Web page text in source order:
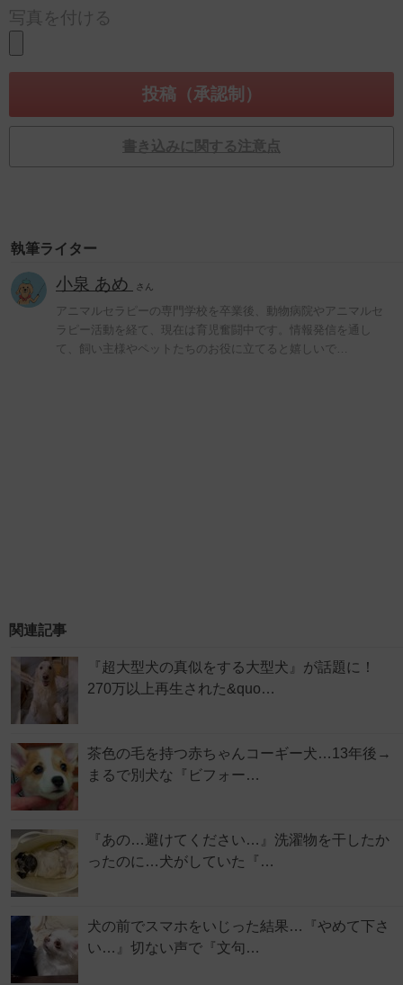
写真を付ける
書き込みに関する注意点
執筆ライター
小泉 あめ さん
アニマルセラピーの専門学校を卒業後、動物病院やアニマルセ
ラピー活動を経て、現在は育児奮闘中です。情報発信を通し
て、飼い主様やペットたちのお役に立てると嬉しいで…
関連記事
『超大型犬の真似をする大型犬』が話題に！
270万以上再生された&quo…
茶色の毛を持つ赤ちゃんコーギー犬…13年後→
まるで別犬な『ビフォー…
『あの…避けてください…』洗濯物を干したか
ったのに…犬がしていた『…
犬の前でスマホをいじった結果…『やめて下さ
い…』切ない声で『文句…